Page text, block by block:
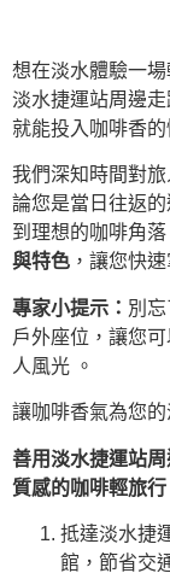
想在淡水體驗一
淡水捷運站周邊
就能投入咖啡香的
我們深知時間對
論您是當日往返
到理想的咖啡角
與特色 ，讓您快
專家小提示： 別
戶外座位，讓您
人風光 。
讓咖啡香氣為您的
善用淡水捷運站
質感的咖啡輕旅行
抵達淡水捷
館，節省交